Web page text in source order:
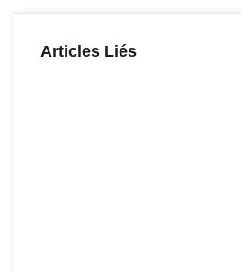
Articles Liés